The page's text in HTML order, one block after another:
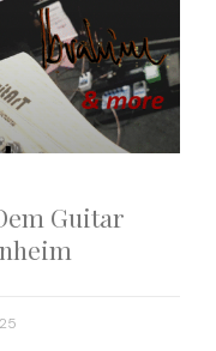
Guitar